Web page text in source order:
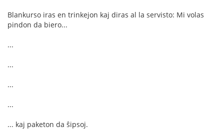
Blankurso iras en trinkejon kaj diras al la servisto: Mi volas
pindon da biero...
...
...
...
...
... kaj paketon da ŝipsoj.